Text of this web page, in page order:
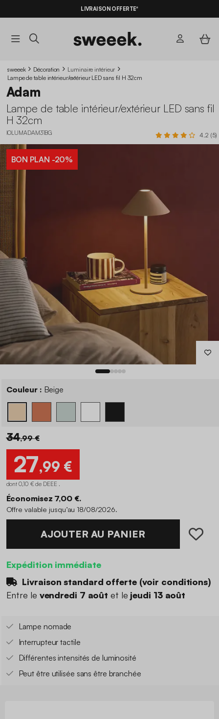
LIVRAISON OFFERTE*
sweeek Décoration
Luminaire intérieur
Lampe de table intérieur/extérieur LED sans fil H 32cm
Adam
Lampe de table intérieur/extérieur LED sans fil
H 32cm
IOLUMADAM31BG 4.2 (5)
BON PLAN -20%
Couleur : Beige
34,99 €
27,99 €
dont 0,10 € de DEEE .
Économisez 7,00 €.
Offre valable jusqu’au 18/08/2026.
AJOUTER AU PANIER
Expédition immédiate
Livraison standard offerte (voir conditions)
Entre le vendredi 7 août et le jeudi 13 août
Lampe nomade
Interrupteur tactile
Différentes intensités de luminosité
Peut être utilisée sans être branchée